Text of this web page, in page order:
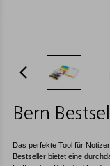
Bern
Das perfekte Tool für
Bestseller bietet eine